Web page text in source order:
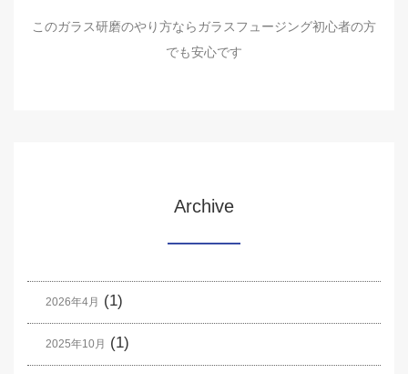
このガラス研磨のやり方ならガラスフュージング初心者の方
でも安心です
Archive
2026年4月 (1)
2025年10月 (1)